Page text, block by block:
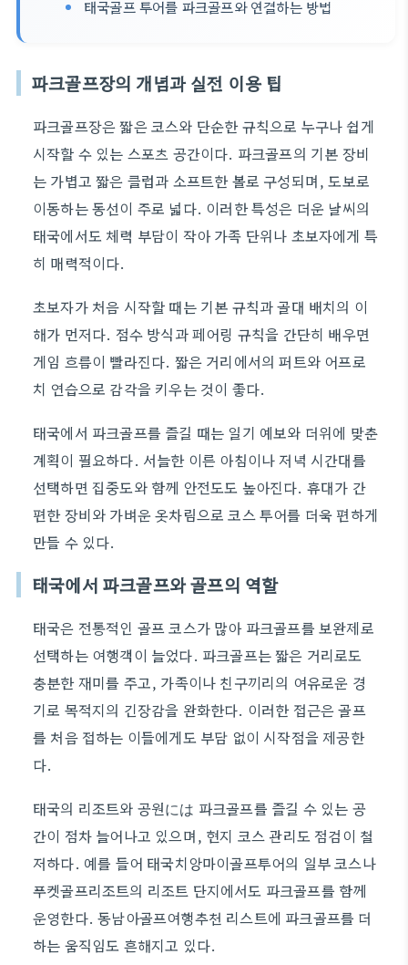
태국골프 투어를 파크골프와 연결하는 방법
파크골프장의 개념과 실전 이용 팁
파크골프장은 짧은 코스와 단순한 규칙으로 누구나 쉽게
시작할 수 있는 스포츠 공간이다. 파크골프의 기본 장비
는 가볍고 짧은 클럽과 소프트한 볼로 구성되며, 도보로
이동하는 동선이 주로 넓다. 이러한 특성은 더운 날씨의
태국에서도 체력 부담이 작아 가족 단위나 초보자에게 특
히 매력적이다.
초보자가 처음 시작할 때는 기본 규칙과 골대 배치의 이
해가 먼저다. 점수 방식과 페어링 규칙을 간단히 배우면
게임 흐름이 빨라진다. 짧은 거리에서의 퍼트와 어프로
치 연습으로 감각을 키우는 것이 좋다.
태국에서 파크골프를 즐길 때는 일기 예보와 더위에 맞춘
계획이 필요하다. 서늘한 이른 아침이나 저녁 시간대를
선택하면 집중도와 함께 안전도도 높아진다. 휴대가 간
편한 장비와 가벼운 옷차림으로 코스 투어를 더욱 편하게
만들 수 있다.
태국에서 파크골프와 골프의 역할
태국은 전통적인 골프 코스가 많아 파크골프를 보완제로
선택하는 여행객이 늘었다. 파크골프는 짧은 거리로도
충분한 재미를 주고, 가족이나 친구끼리의 여유로운 경
기로 목적지의 긴장감을 완화한다. 이러한 접근은 골프
를 처음 접하는 이들에게도 부담 없이 시작점을 제공한
다.
태국의 리조트와 공원には 파크골프를 즐길 수 있는 공
간이 점차 늘어나고 있으며, 현지 코스 관리도 점검이 철
저하다. 예를 들어 태국치앙마이골프투어의 일부 코스나
푸켓골프리조트의 리조트 단지에서도 파크골프를 함께
운영한다. 동남아골프여행추천 리스트에 파크골프를 더
하는 움직임도 흔해지고 있다.